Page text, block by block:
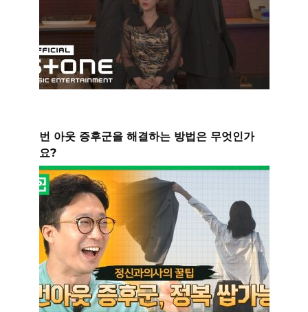
번 아웃 증후군을 해결하는 방법은 무엇인가
요?